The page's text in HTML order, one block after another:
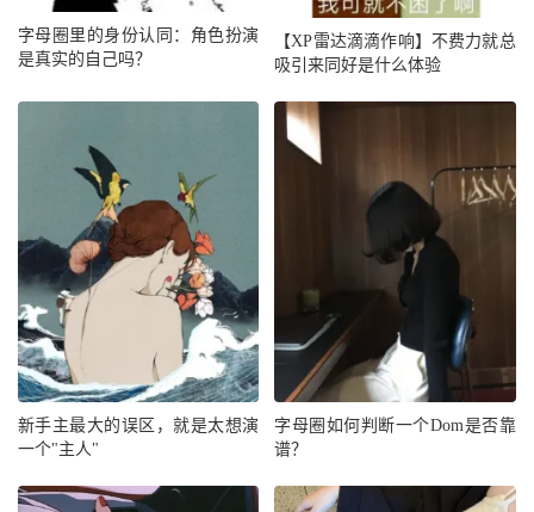
字母圈里的身份认同：角色扮演
是真实的自己吗？
【XP雷达滴滴作响】不费力就总
吸引来同好是什么体验
新手主最大的误区，就是太想演
一个"主人"
字母圈如何判断一个Dom是否靠
谱？